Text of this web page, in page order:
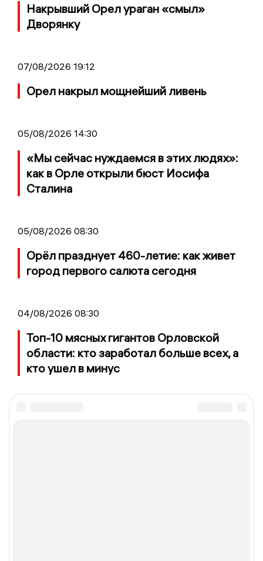
Накрывший Орел ураган «смыл»
Дворянку
07/08/2026 19:12
Орел накрыл мощнейший ливень
05/08/2026 14:30
«Мы сейчас нуждаемся в этих людях»:
как в Орле открыли бюст Иосифа
Сталина
05/08/2026 08:30
Орёл празднует 460-летие: как живет
город первого салюта сегодня
04/08/2026 08:30
Топ-10 мясных гигантов Орловской
области: кто заработал больше всех, а
кто ушел в минус